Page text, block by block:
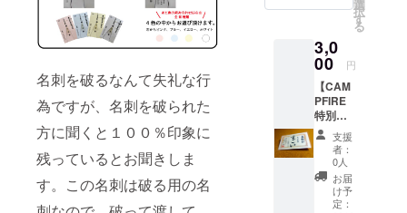
名刺を破るなんて失礼な行
為ですが、名刺を破られた
方に聞くと１００％印象に
残っているとお聞きしま
す。この名刺は破る用の名
前、電
号、
メール
アドレ
スをあ
なただ
けのも
のにデ
ザイン
しま
す。
選
択
す
る
3,0
00 円
【CAM
PFIRE
特別価
格】 表
彰状名
刺の中
の一つ
のデザ
イン100
支援
者：
0人
お届
け予
定：